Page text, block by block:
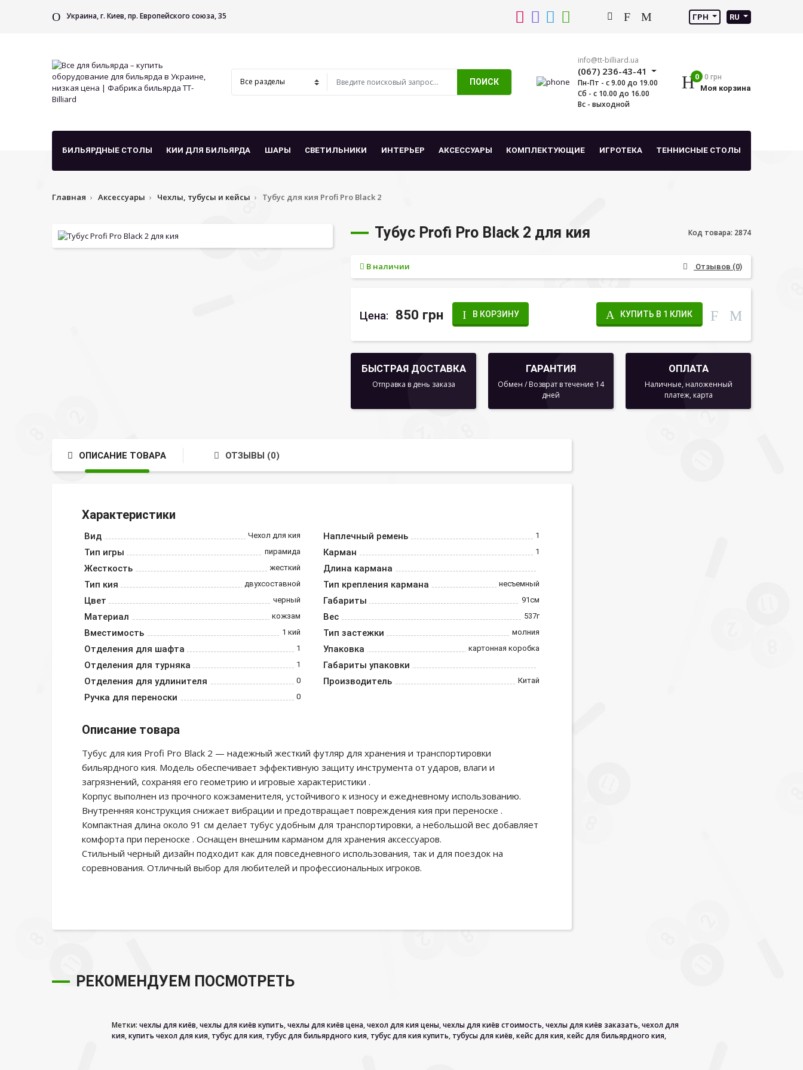
Украина, г. Киев, пр. Европейского союза, 35 ГРН RU
ПОИСК
info@tt-billiard.ua
(067) 236-43-41
Пн-Пт - с 9.00 до 19.00
Сб - с 10.00 до 16.00
Вс - выходной
0 0 грн
Моя корзина
БИЛЬЯРДНЫЕ СТОЛЫ КИИ ДЛЯ БИЛЬЯРДА ШАРЫ СВЕТИЛЬНИКИ ИНТЕРЬЕР АКСЕССУАРЫ КОМПЛЕКТУЮЩИЕ ИГРОТЕКА ТЕННИСНЫЕ СТОЛЫ
Главная Аксессуары Чехлы, тубусы и кейсы Тубус для кия Profi Pro Black 2
Тубус Profi Pro Black 2 для кия Код товара: 2874
В наличии Отзывов (0)
Цена: 850 грн В КОРЗИНУ КУПИТЬ В 1 КЛИК
БЫСТРАЯ ДОСТАВКА
Отправка в день заказа
ГАРАНТИЯ
Обмен / Возврат в течение 14
дней
ОПЛАТА
Наличные, наложенный
платеж, карта
ОПИСАНИЕ ТОВАРА ОТЗЫВЫ (0)
Характеристики
Вид Чехол для кия
Тип игры пирамида
Жесткость жесткий
Тип кия двухсоставной
Цвет черный
Материал кожзам
Вместимость 1 кий
Отделения для шафта 1
Отделения для турняка 1
Отделения для удлинителя 0
Ручка для переноски 0
Наплечный ремень 1
Карман 1
Длина кармана
Тип крепления кармана
несъемный
Габариты 91см
Вес 537г
Тип застежки молния
Упаковка картонная коробка
Габариты упаковки
Производитель
Китай
Описание товара
Тубус для кия Profi Pro Black 2 — надежный жесткий футляр для хранения и транспортировки
бильярдного кия. Модель обеспечивает эффективную защиту инструмента от ударов, влаги и
загрязнений, сохраняя его геометрию и игровые характеристики .
Корпус выполнен из прочного кожзаменителя, устойчивого к износу и ежедневному использованию.
Внутренняя конструкция снижает вибрации и предотвращает повреждения кия при переноске .
Компактная длина около 91 см делает тубус удобным для транспортировки, а небольшой вес добавляет
комфорта при переноске . Оснащен внешним карманом для хранения аксессуаров.
Стильный черный дизайн подходит как для повседневного использования, так и для поездок на
соревнования. Отличный выбор для любителей и профессиональных игроков.
РЕКОМЕНДУЕМ ПОСМОТРЕТЬ
Метки: чехлы для киёв,чехлы для киёв купить,чехлы для киёв цена,чехол для кия цены,чехлы для киёв стоимость,чехлы для киёв заказать,чехол для
кия,купить чехол для кия, тубус для кия, тубус для бильярдного кия, тубус для кия купить, тубусы для киёв,кейс для кия,кейс для бильярдного кия,